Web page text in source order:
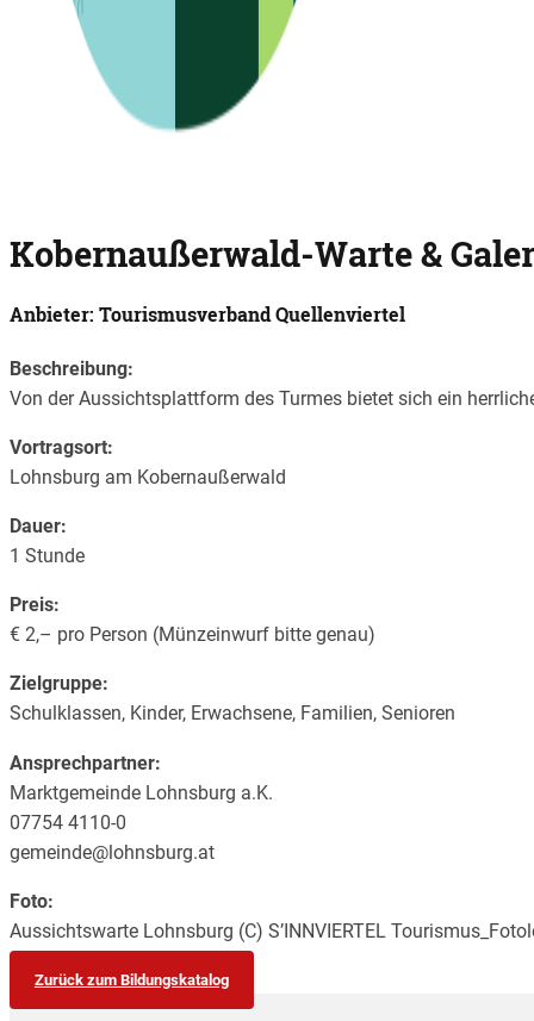
Kobernaußerwald-Warte &
Anbieter: Tourismusverband Quellenviertel
Beschreibung:
Von der Aussichtsplattform des Turmes bietet sich ein
Vortragsort:
Lohnsburg am Kobernaußerwald
Dauer:
1 Stunde
Preis:
€ 2,– pro Person (Münzeinwurf bitte genau)
Zielgruppe:
Schulklassen, Kinder, Erwachsene, Familien, Senioren
Ansprechpartner:
Marktgemeinde Lohnsburg a.K.
07754 4110-0
gemeinde@lohnsburg.at
Foto:
Aussichtswarte Lohnsburg (C) S’INNVIERTEL
Zurück zum Bildungskatalog